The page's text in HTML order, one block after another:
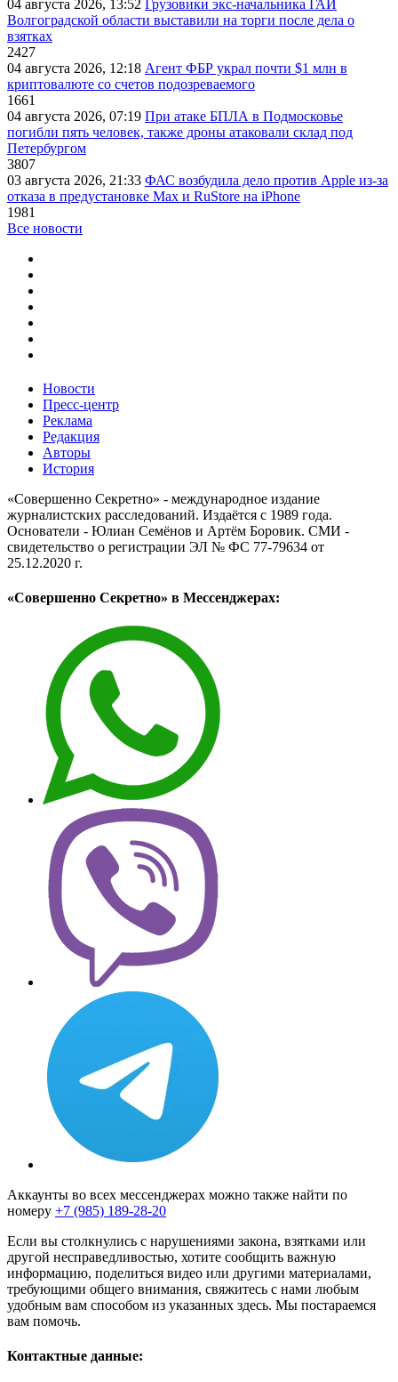
04 августа 2026, 13:52
Грузовики экс-начальника ГАИ
Волгоградской области выставили на торги после дела о
взятках
2427
04 августа 2026, 12:18 Агент ФБР украл почти $1 млн в
криптовалюте со счетов подозреваемого
1661
04 августа 2026, 07:19 При атаке БПЛА в Подмосковье
погибли пять человек, также дроны атаковали склад под
Петербургом
3807
03 августа 2026, 21:33 ФАС возбудила дело против Apple из-за
отказа в предустановке Max и RuStore на iPhone
1981
Все новости
Новости
Пресс-центр
Реклама
Редакция
Авторы
История
«Совершенно Секретно» - международное издание
журналистских расследований. Издаётся с 1989 года.
Основатели - Юлиан Семёнов и Артём Боровик. CМИ -
свидетельство о регистрации ЭЛ № ФС 77-79634 от
25.12.2020 г.
«Совершенно Секретно» в Мессенджерах:
Аккаунты во всех мессенджерах можно также найти по
номеру +7 (985) 189-28-20
Если вы столкнулись с нарушениями закона, взятками или
другой несправедливостью, хотите сообщить важную
информацию, поделиться видео или другими материалами,
требующими общего внимания, свяжитесь с нами любым
удобным вам способом из указанных здесь. Мы постараемся
вам помочь.
Контактные данные: